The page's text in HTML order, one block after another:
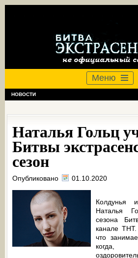
Меню
НОВОСТИ
Наталья Гольц
Битвы
сезон
Опубликовано 01.10.2020
Колдунья
Наталья
сезона
канале ТНТ.
что
когда,